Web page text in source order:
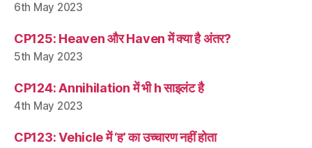
6th May 2023
CP125: Heaven और Haven में क्या है अंतर?
5th May 2023
CP124: Annihilation में भी h साइलंट है
4th May 2023
CP123: Vehicle में ‘ह’ का उच्चारण नहीं होता